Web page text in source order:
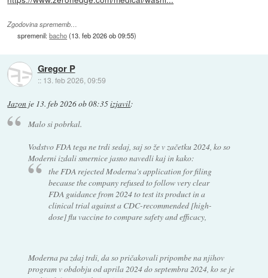
Zgodovina sprememb…
spremenil:bacho(13. feb 2026 ob 09:55)
Gregor P
:: 13. feb 2026, 09:59
Jazon je 13. feb 2026 ob 08:35izjavil:
Malo si pobrkal.
Vodstvo FDA tega ne trdi sedaj, saj so že v začetku 2024, ko so
Moderni izdali smernice jasno navedli kaj in kako:
the FDA rejected Moderna's application for filing
because the company refused to follow very clear
FDA guidance from 2024 to test its product in a
clinical trial against a CDC-recommended [high-
dose] flu vaccine to compare safety and efficacy,
Moderna pa zdaj trdi, da so pričakovali pripombe na njihov
program v obdobju od aprila 2024 do septembra 2024, ko se je